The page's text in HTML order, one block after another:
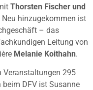
Thorsten Fischer und
hinzugekommen ist
– das
Leitung von
Melanie Koithahn.
Veranstaltungen 295
DFV ist Susanne